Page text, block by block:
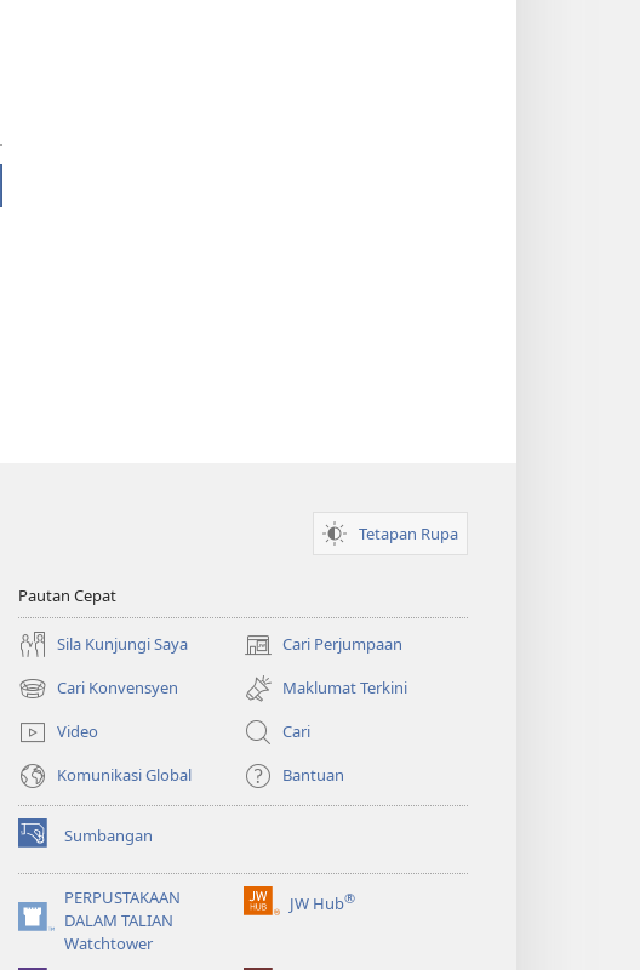
Tetapan Rupa
Pautan Cepat
Sila Kunjungi Saya Cari Perjumpaan
(membuka
tetingkap
baharu)
Cari Konvensyen
(membuka
tetingkap
baharu)
Maklumat Terkini
Video
Cari
Komunikasi Global
Bantuan
Sumbangan
(membuka
tetingkap
baharu)PERPUSTAKAAN
DALAM TALIAN
Watchtower
(membuka
tetingkap
JW Hub®
(membuka